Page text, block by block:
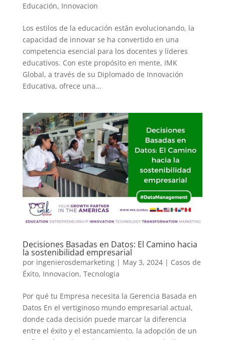
Educación, Innovacion
Los estilos de la educación están evolucionando, la
capacidad de innovar se ha convertido en una
competencia esencial para los docentes y líderes
educativos. Con este propósito en mente, IMK
Global, a través de su Diplomado de Innovación
Educativa, ofrece una...
Decisiones Basadas en Datos: El Camino hacia
la sostenibilidad empresarial
por ingenierosdemarketing| May 3, 2024| Casos de
Éxito, Innovacion, Tecnologia
Por qué tu Empresa necesita la Gerencia Basada en
Datos En el vertiginoso mundo empresarial actual,
donde cada decisión puede marcar la diferencia
entre el éxito y el estancamiento, la adopción de un